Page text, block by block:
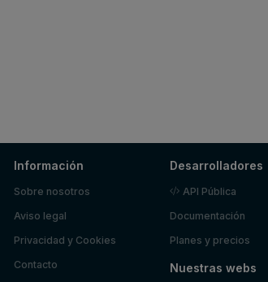
Información
Sobre nosotros
Aviso legal
Privacidad y Cookies
Contacto
Desarrolladores
API Pública
Documentación
Planes y precios
Nuestras webs